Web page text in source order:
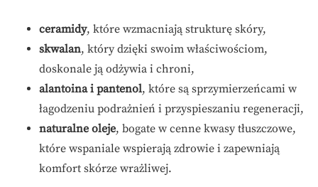
ceramidy, które wzmacniają strukturę skóry,
skwalan, który dzięki swoim właściwościom,
doskonale ją odżywia i chroni,
alantoina i pantenol, które są sprzymierzeńcami w
łagodzeniu podrażnień i przyspieszaniu regeneracji,
naturalne oleje, bogate w cenne kwasy tłuszczowe,
które wspaniale wspierają zdrowie i zapewniają
komfort skórze wrażliwej.